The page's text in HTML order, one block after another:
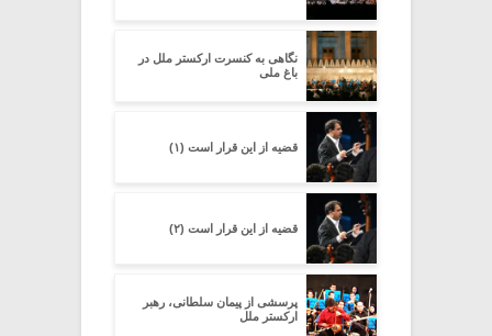
نگاهی به کنسرت ارکستر ملل در
باغ ملی
قضیه از این قرار است (۱)
قضیه از این قرار است (۲)
پرسشی از پیمان سلطانی، رهبر
ارکستر ملل